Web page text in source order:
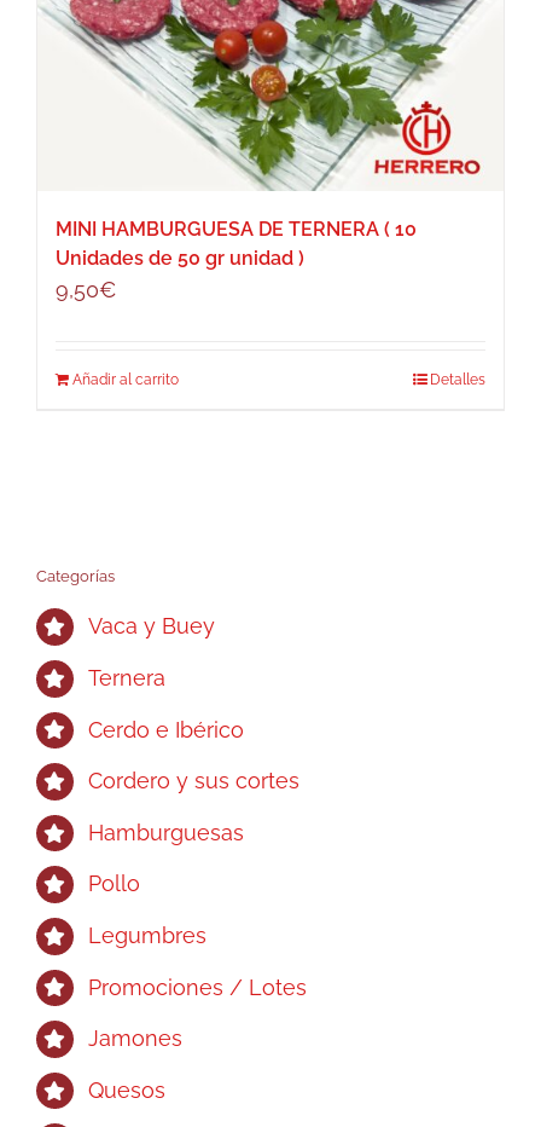
MINI HAMBURGUESA DE TERNERA ( 10
Unidades de 50 gr unidad )
9,50€
Añadir al carrito Detalles
Categorías
Vaca y Buey
Ternera
Cerdo e Ibérico
Cordero y sus cortes
Hamburguesas
Pollo
Legumbres
Promociones / Lotes
Jamones
Quesos